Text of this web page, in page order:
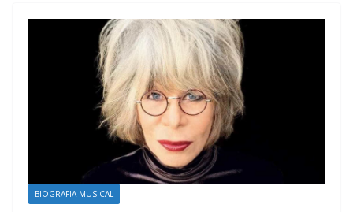
BIOGRAFIA MUSICAL